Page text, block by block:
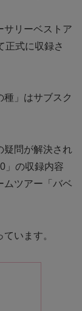
サリーベストア
正式に収録さ
種」はサブスク
疑問が解決され
」の収録内容
ムツアー「バベ
います。